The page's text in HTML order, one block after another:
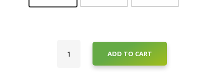
Oolong
ADD TO CART